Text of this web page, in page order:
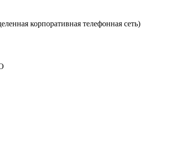
корпоративная телефонная сеть)